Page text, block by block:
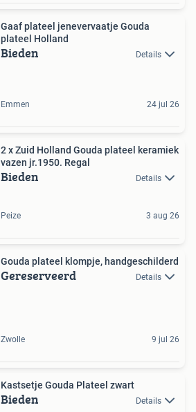
Gaaf plateel jenevervaatje Gouda
plateel Holland
Bieden Details
Emmen 24 jul 26
2 x Zuid Holland Gouda plateel keramiek
vazen jr.1950. Regal
Bieden Details
Peize 3 aug 26
Gouda plateel klompje, handgeschilderd
Gereserveerd Details
Zwolle 9 jul 26
Kastsetje Gouda Plateel zwart
Bieden Details